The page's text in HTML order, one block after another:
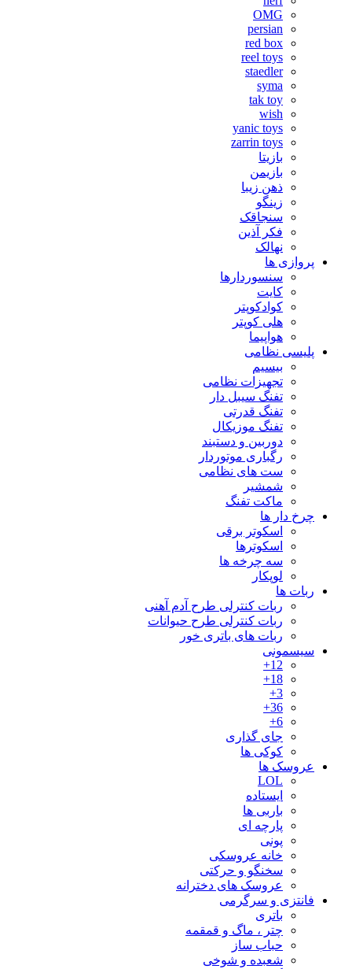
OMG
persian
red box
reel toys
staedler
syma
tak toy
wish
yanic toys
zarrin toys
بازیتا
بازیمن
ذهن زیبا
زینگو
سنجاقک
فکر آذین
نهالک
پروازی ها
سنسوردارها
کایت
کوادکوپتر
هلی کوپتر
هواپیما
پلیسی نظامی
بیسیم
تجهیزات نظامی
تفنگ سیبل دار
تفنگ قدرتی
تفنگ موزیکال
دوربین و دستبند
رگباری موتوردار
ست های نظامی
شمشیر
ماکت تفنگ
چرخ دار ها
اسکوتر برقی
اسکوترها
سه چرخه ها
لوپکار
ربات ها
ربات کنترلی طرح آدم آهنی
ربات کنترلی طرح حیوانات
ربات های باتری خور
سیسمونی
12+
18+
3+
36+
6+
جای گذاری
کوکی ها
عروسک ها
LOL
ایستاده
باربی ها
پارچه ای
پونی
خانه عروسکی
سخنگو و حرکتی
عروسک های دخترانه
فانتزی و سرگرمی
باتری
چتر ، ماگ و قمقمه
حباب ساز
شعبده و شوخی